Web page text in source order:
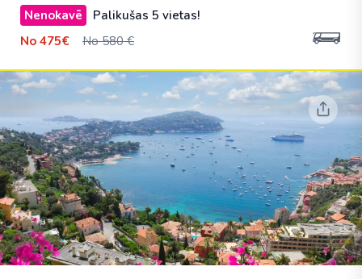
Nenokavē
Palikušas 5 vietas!
No 475€ No 580 €